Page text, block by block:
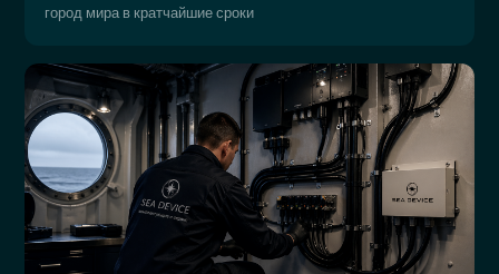
город мира в кратчайшие сроки